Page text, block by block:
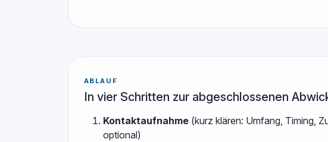
ABLAUF
In vier Schritten zur abgeschlossenen
Kontaktaufnahme(kurz klären: Umfang, Timing,
optional)